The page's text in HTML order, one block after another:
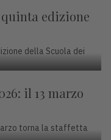
edizione
il 13 marzo